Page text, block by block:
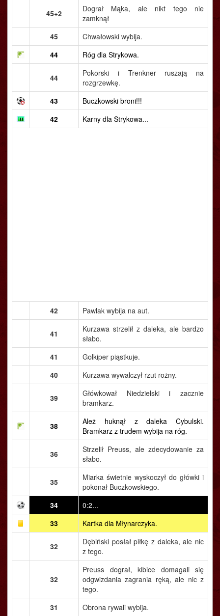
45+2
Dograł Mąka, ale nikt tego nie
zamknął
45
Chwałowski wybija.
44
Róg dla Strykowa.
44
Pokorski i Trenkner ruszają na
rozgrzewkę.
43
Buczkowski broni!!!
42
Karny dla Strykowa...
42 Pawlak wybija na aut.
41
Kurzawa strzelił z daleka, ale bardzo
słabo.
41
Golkiper piąstkuje.
40
Kurzawa wywalczył rzut rożny.
39
Główkował Niedzielski i zacznie
bramkarz.
38
Ależ huknął z daleka Cybulski.
Bramkarz z trudem wybija na róg.
36
Strzelił Preuss, ale zdecydowanie za
słabo.
35
Miarka świetnie wyskoczył do główki i
pokonał Buczkowskiego.
34
0:2...
33
Kartka dla Młynarczyka.
32
Dębiński posłał piłkę z daleka, ale nic
z tego.
32
Preuss dograł, kibice domagali się
odgwizdania zagrania ręką, ale nic z
tego.
31
Obrona rywali wybija.